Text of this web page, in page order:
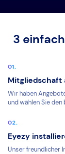
3
Mitgliedschaft
Wir haben
und wählen Sie den
Eyezy
Unser freundlicher